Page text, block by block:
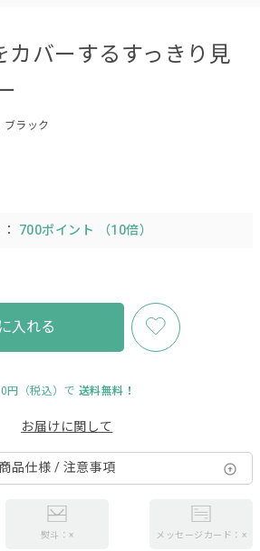
バーするすっきり見
ブラック
700ポイント （10倍）
入れる
円（税込）で 送料無料！
お届けに関して
商品仕様 / 注意事項
熨斗：× メッセージカード：×